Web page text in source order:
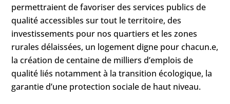
permettraient de favoriser des services publics de
qualité accessibles sur tout le territoire, des
investissements pour nos quartiers et les zones
rurales délaissées, un logement digne pour chacun.e,
la création de centaine de milliers d’emplois de
qualité liés notamment à la transition écologique, la
garantie d’une protection sociale de haut niveau.